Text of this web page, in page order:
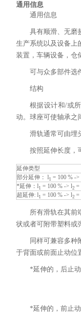
通用信息
通用信息
具有顺滑、无磨
生产系统以及设备上
装置，车辆设备，仓
可与众多部件选
结构
根据设计和/或
动。球座可使轴承之
滑轨通常可由埋
按照延伸长度，
延伸类型
部分延伸： l1 = 100 % ->
*延伸：l1 = 100 % -> l2 =
超延伸: l1 = 100 % -> l2 =
所有滑轨在其前
状或者可附带塑料或
同样可兼容多
于背面或前面止动位
*延伸的，后止
*延伸的，前止